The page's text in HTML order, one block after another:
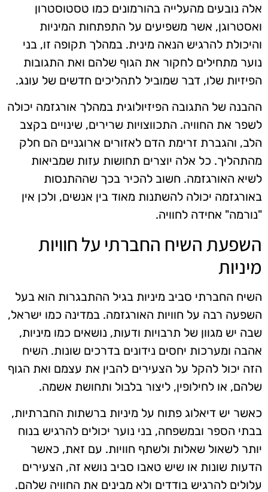
אלה נובעים מהעלייה בהורמונים כמו טסטוסטרון
ואסטרוגן, אשר משפיעים על התפתחות המיניות
והיכולת להרגיש הנאה מינית. במהלך תקופה זו, בני
נוער מתחילים לחקור את הגוף שלהם ואת התגובות
הפיזיות שלו, דבר שמוביל לתהליכים חדשים של עונג.
ההבנה של התגובה הפיזיולוגית במהלך אורגזמה יכולה
לשפר את החוויה. התכווצויות שרירים, שינויים בקצב
הלב, והגברת זרימת הדם לאזורים ארוגניים הם חלק
מהתהליך. כל אלה יוצרים תחושות עזות שמביאות
לשיא האורגזמה. חשוב להכיר בכך שההתנסות
באורגזמה יכולה להשתנות מאוד בין אנשים, ולכן אין
"נורמה" אחידה לחוויה.
השפעת השיח החברתי על חוויות
מיניות
השיח החברתי סביב מיניות בגיל ההתבגרות הוא בעל
השפעה רבה על חוויות האורגזמה. במדינה כמו ישראל,
שבה יש מגוון של תרבויות ודעות, נושאים כמו מיניות,
אהבה ומערכות יחסים נידונים בדרכים שונות. השיח
הזה יכול להקל על הצעירים להבין את עצמם ואת הגוף
שלהם, או לחילופין, ליצור בלבול ותחושת אשמה.
כאשר יש דיאלוג פתוח על מיניות ברשתות החברתיות,
בבתי הספר ובמשפחה, בני נוער יכולים להרגיש בנוח
יותר לשאול שאלות ולשתף חוויות. עם זאת, כאשר
הדעות שונות או שיש טאבו סביב נושא זה, הצעירים
עלולים להרגיש בודדים ולא מבינים את החוויה שלהם.